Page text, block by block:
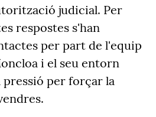
judicial. Per
respostes s'han
per part de l'equip
i el seu entorn
per forçar la